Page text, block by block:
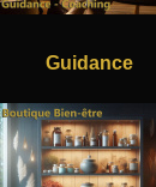
Guidance